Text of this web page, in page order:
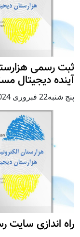
ثبت رسمی
آینده دیجیتال
پنج شنبه22 فبروری 2024
راه اندازی سایت